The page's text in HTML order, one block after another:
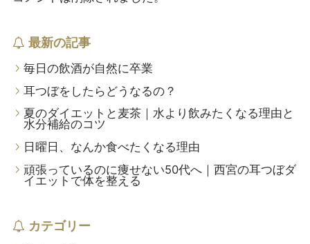
最新の記事
毎日の飲酒が自然に卒業
耳つぼをしたらどうなるの？
夏のダイエットと麦茶｜水より飲みたくなる理由と
水分補給のコツ
日曜日、なんか食べたくなる理由
頑張っているのに痩せない50代へ｜西宮の耳つぼダ
イエットで体を整える
カテゴリー